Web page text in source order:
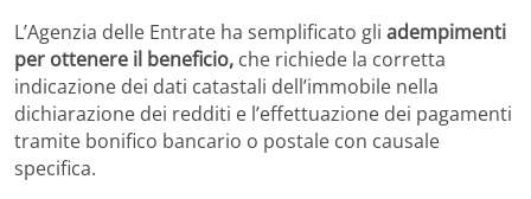
L’Agenzia delle Entrate ha semplificato gli adempimenti
per ottenere il beneficio, che richiede la corretta
indicazione dei dati catastali dell’immobile nella
dichiarazione dei redditi e l’effettuazione dei pagamenti
tramite bonifico bancario o postale con causale
specifica.